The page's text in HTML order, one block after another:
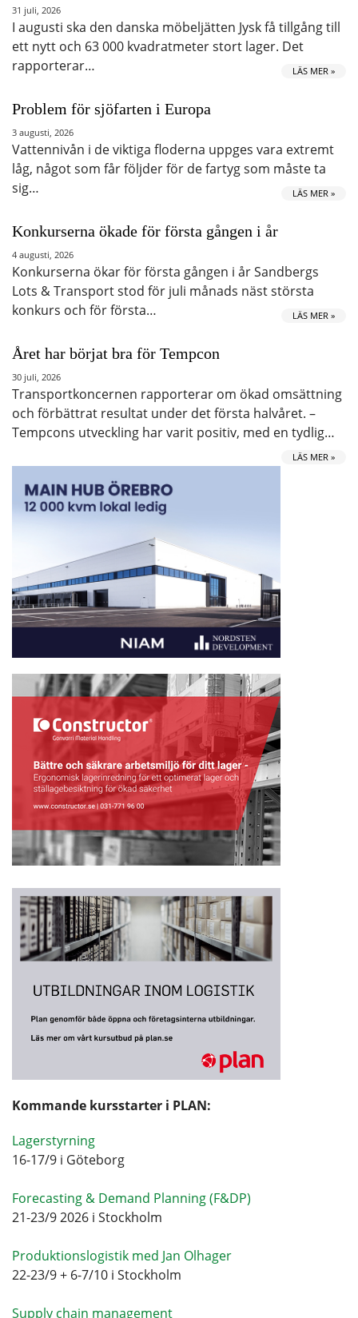
31 juli, 2026
I augusti ska den danska möbeljätten Jysk få tillgång till
ett nytt och 63 000 kvadratmeter stort lager. Det
rapporterar…
LÄS MER »
Problem för sjöfarten i Europa
3 augusti, 2026
Vattennivån i de viktiga floderna uppges vara extremt
låg, något som får följder för de fartyg som måste ta
sig…
LÄS MER »
Konkurserna ökade för första gången i år
4 augusti, 2026
Konkurserna ökar för första gången i år Sandbergs
Lots & Transport stod för juli månads näst största
konkurs och för första…
LÄS MER »
Året har börjat bra för Tempcon
30 juli, 2026
Transportkoncernen rapporterar om ökad omsättning
och förbättrat resultat under det första halvåret. –
Tempcons utveckling har varit positiv, med en tydlig…
LÄS MER »
Kommande kursstarter i PLAN:
Lagerstyrning
16-17/9 i Göteborg
Forecasting & Demand Planning (F&DP)
21-23/9 2026 i Stockholm
Produktionslogistik med Jan Olhager
22-23/9 + 6-7/10 i Stockholm
Supply chain management